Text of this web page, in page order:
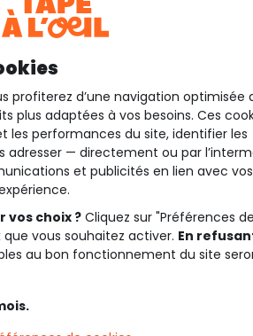
profiterez d’une navigation optimisée
plus adaptées à vos besoins. Ces
les performances du site, identifier les
adresser — directement ou par
et publicités en lien avec
vos choix ? Cliquez sur "Préférences de
vous souhaitez activer. En
au bon fonctionnement du site